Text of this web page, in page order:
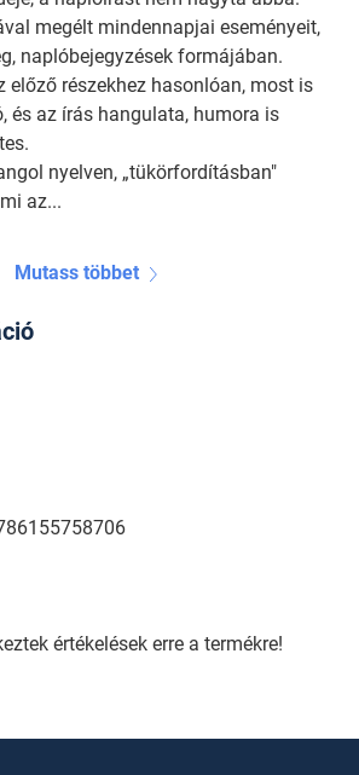
megélt mindennapjai eseményeit,
naplóbejegyzések formájában.
előző részekhez hasonlóan, most is
és az írás hangulata, humora is
nyelven, „tükörfordításban"
az...
Mutass többet
értékelések erre a termékre!